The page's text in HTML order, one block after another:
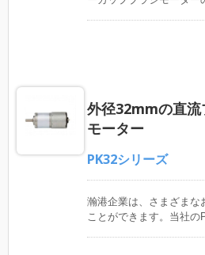
外径32mmの直
モーター
PK32シリーズ
瀚港企業は、さまざまな
ことができます。当社